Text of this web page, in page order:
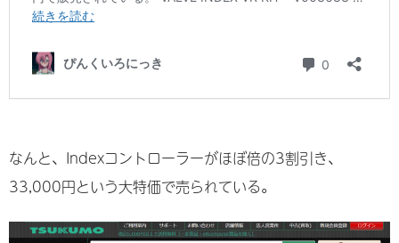
なんと、Indexコントローラーがほぼ倍の3割引き、
33,000円という大特価で売られている。